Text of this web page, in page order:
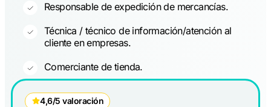
Responsable de expedición de mercancías.
Técnica / técnico de información/atención al
cliente en empresas.
Comerciante de tienda.
4,6/5 valoración